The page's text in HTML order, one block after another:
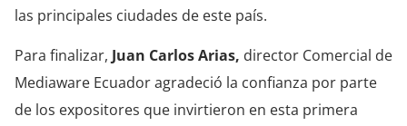
las principales ciudades de este país.
Para finalizar, Juan Carlos Arias, director Comercial de
Mediaware Ecuador agradeció la confianza por parte
de los expositores que invirtieron en esta primera